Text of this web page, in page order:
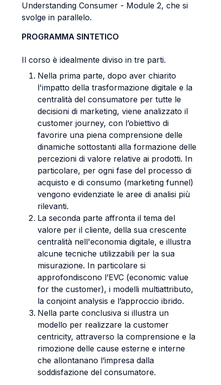
Understanding Consumer - Module 2, che si
svolge in parallelo.
PROGRAMMA SINTETICO
Il corso è idealmente diviso in tre parti.
Nella prima parte, dopo aver chiarito
l'impatto della trasformazione digitale e la
centralità del consumatore per tutte le
decisioni di marketing, viene analizzato il
customer journey, con l’obiettivo di
favorire una piena comprensione delle
dinamiche sottostanti alla formazione delle
percezioni di valore relative ai prodotti. In
particolare, per ogni fase del processo di
acquisto e di consumo (marketing funnel)
vengono evidenziate le aree di analisi più
rilevanti.
La seconda parte affronta il tema del
valore per il cliente, della sua crescente
centralità nell'economia digitale, e illustra
alcune tecniche utilizzabili per la sua
misurazione. In particolare si
approfondiscono l’EVC (economic value
for the customer), i modelli multiattributo,
la conjoint analysis e l’approccio ibrido.
Nella parte conclusiva si illustra un
modello per realizzare la customer
centricity, attraverso la comprensione e la
rimozione delle cause esterne e interne
che allontanano l’impresa dalla
soddisfazione del consumatore.